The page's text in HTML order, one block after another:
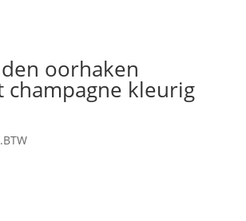
oorhaken
champagne kleurig